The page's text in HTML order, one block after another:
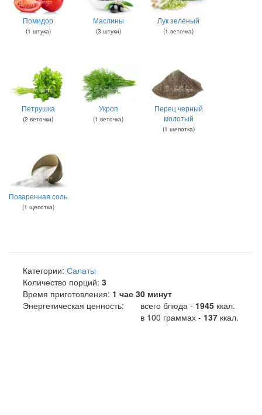
Помидор
(1 штука)
Маслины
(3 штуки)
Лук зеленый
(1 веточка)
Петрушка
(2 веточки)
Укроп
(1 веточка)
Перец черный
молотый
(1 щепотка)
Поваренная соль
(1 щепотка)
Категории: Салаты
Количество порций: 3
Время приготовления: 1 час 30 минут
Энергетическая ценность:
всего блюда - 1945 ккал.
в 100 граммах - 137 ккал.